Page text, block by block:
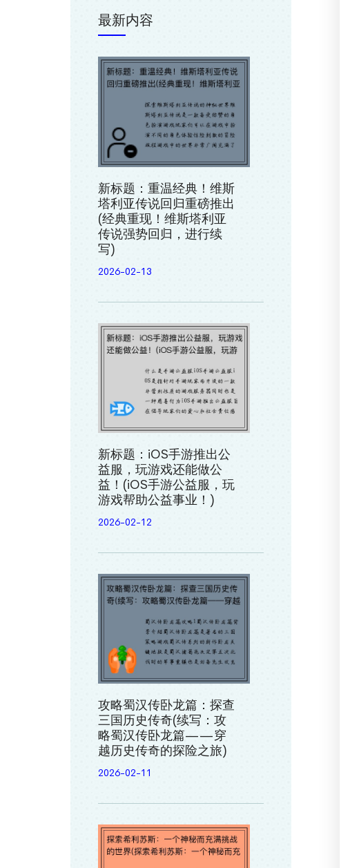
最新内容
新标题：重温经典！维斯
塔利亚传说回归重磅推出
(经典重现！维斯塔利亚
传说强势回归，进行续
写)
2026-02-13
新标题：iOS手游推出公
益服，玩游戏还能做公
益！(iOS手游公益服，玩
游戏帮助公益事业！)
2026-02-12
攻略蜀汉传卧龙篇：探查
三国历史传奇(续写：攻
略蜀汉传卧龙篇——穿
越历史传奇的探险之旅)
2026-02-11